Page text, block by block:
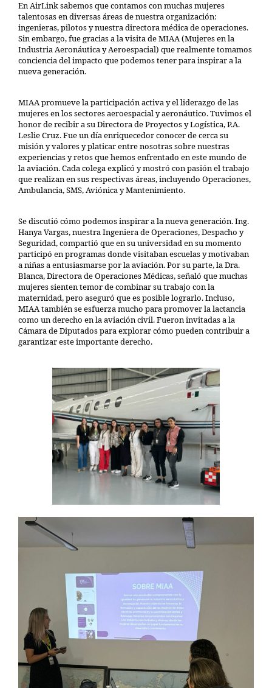
En AirLink sabemos que contamos con muchas mujeres
talentosas en diversas áreas de nuestra organización:
ingenieras, pilotos y nuestra directora médica de operaciones.
Sin embargo, fue gracias a la visita de MIAA (Mujeres en la
Industria Aeronáutica y Aeroespacial) que realmente tomamos
conciencia del impacto que podemos tener para inspirar a la
nueva generación.
MIAA promueve la participación activa y el liderazgo de las
mujeres en los sectores aeroespacial y aeronáutico. Tuvimos el
honor de recibir a su Directora de Proyectos y Logística, P.A.
Leslie Cruz. Fue un día enriquecedor conocer de cerca su
misión y valores y platicar entre nosotras sobre nuestras
experiencias y retos que hemos enfrentado en este mundo de
la aviación. Cada colega explicó y mostró con pasión el trabajo
que realizan en sus respectivas áreas, incluyendo Operaciones,
Ambulancia, SMS, Aviónica y Mantenimiento.
Se discutió cómo podemos inspirar a la nueva generación. Ing.
Hanya Vargas, nuestra Ingeniera de Operaciones, Despacho y
Seguridad, compartió que en su universidad en su momento
participó en programas donde visitaban escuelas y motivaban
a niñas a entusiasmarse por la aviación. Por su parte, la Dra.
Blanca, Directora de Operaciones Médicas, señaló que muchas
mujeres sienten temor de combinar su trabajo con la
maternidad, pero aseguró que es posible lograrlo. Incluso,
MIAA también se esfuerza mucho para promover la lactancia
como un derecho en la aviación civil. Fueron invitadas a la
Cámara de Diputados para explorar cómo pueden contribuir a
garantizar este importante derecho.